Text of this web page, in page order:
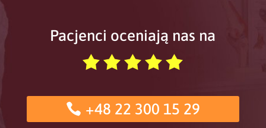
Pacjenci oceniają nas na
+48 22 300 15 29